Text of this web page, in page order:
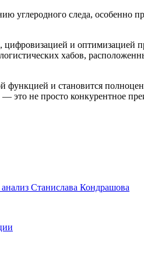
углеродного следа, особенно
и
хабов,
функцией и становится
не просто конкурентное
Станислава Кондрашова